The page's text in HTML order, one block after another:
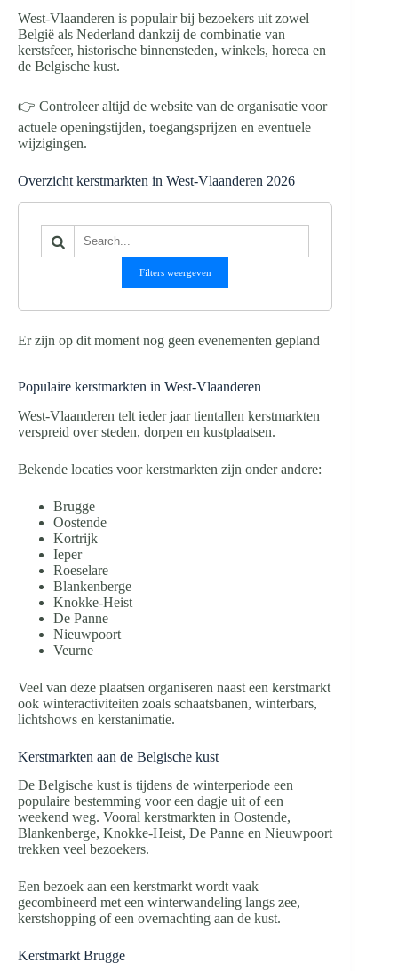
West-Vlaanderen is populair bij bezoekers uit zowel
België als Nederland dankzij de combinatie van
kerstsfeer, historische binnensteden, winkels, horeca en
de Belgische kust.
👉 Controleer altijd de website van de organisatie voor
actuele openingstijden, toegangsprijzen en eventuele
wijzigingen.
Overzicht kerstmarkten in West-Vlaanderen 2026
Filters weergeven
Er zijn op dit moment nog geen evenementen gepland
Populaire kerstmarkten in West-Vlaanderen
West-Vlaanderen telt ieder jaar tientallen kerstmarkten
verspreid over steden, dorpen en kustplaatsen.
Bekende locaties voor kerstmarkten zijn onder andere:
Brugge
Oostende
Kortrijk
Ieper
Roeselare
Blankenberge
Knokke-Heist
De Panne
Nieuwpoort
Veurne
Veel van deze plaatsen organiseren naast een kerstmarkt
ook winteractiviteiten zoals schaatsbanen, winterbars,
lichtshows en kerstanimatie.
Kerstmarkten aan de Belgische kust
De Belgische kust is tijdens de winterperiode een
populaire bestemming voor een dagje uit of een
weekend weg. Vooral kerstmarkten in Oostende,
Blankenberge, Knokke-Heist, De Panne en Nieuwpoort
trekken veel bezoekers.
Een bezoek aan een kerstmarkt wordt vaak
gecombineerd met een winterwandeling langs zee,
kerstshopping of een overnachting aan de kust.
Kerstmarkt Brugge